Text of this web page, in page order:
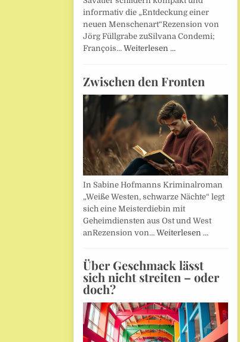
informativ die „Entdeckung einer
neuen Menschenart“Rezension von
Jörg Füllgrabe zuSilvana Condemi;
François… Weiterlesen …
Zwischen den Fronten
In Sabine Hofmanns Kriminalroman
„Weiße Westen, schwarze Nächte“ legt
sich eine Meisterdiebin mit
Geheimdiensten aus Ost und West
anRezension von… Weiterlesen …
Über Geschmack lässt
sich nicht streiten – oder
doch?